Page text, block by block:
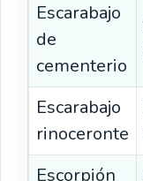
Escarabajo
de
cementerio
Escarabajo
rinoceronte
Escorpión